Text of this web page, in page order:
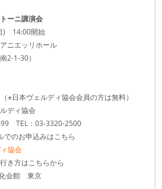
ーニ講演会
) 14:00開始
ニエッリホール
1-30）
※日本ヴェルディ協会会員の方は無料）
ディ協会
TEL：03-3320-2500
のお申込みはこちら
協会
き方はこちらから
会館 東京